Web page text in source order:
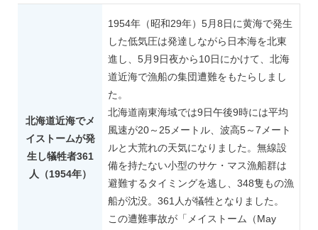
北海道近海でメ
イストームが発
生し犠牲者361
人（1954年）
1954年（昭和29年）5月8日に黄海で発生
した低気圧は発達しながら日本海を北東
進し、5月9日夜から10日にかけて、北海
道近海で漁船の集団遭難をもたらしまし
た。
北海道南東海域では9日午後9時には平均
風速が20～25メートル、波高5～7メート
ルと大荒れの天気になりました。無線設
備を持たない小型のサケ・マス漁船群は
避難するタイミングを逃し、348隻もの漁
船が沈没。361人が犠牲となりました。
この遭難事故が「メイストーム（May